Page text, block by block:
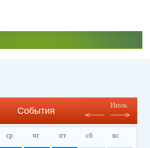
События
Июль
ср чт пт сб вс